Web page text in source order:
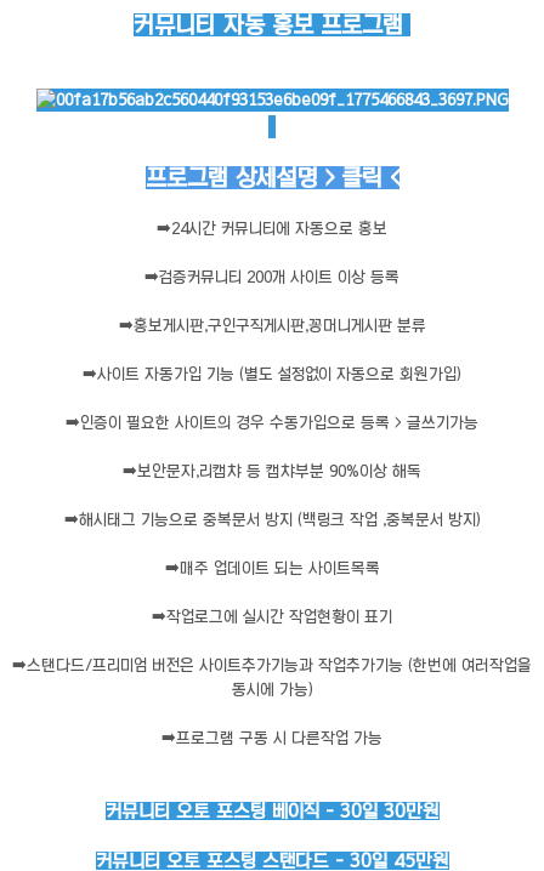
커뮤니티 자동 홍보 프로그램
프로그램 상세설명 > 클릭 <
➡️24시간 커뮤니티에 자동으로 홍보
➡️검증커뮤니티 200개 사이트 이상 등록
➡️홍보게시판,구인구직게시판,꽁머니게시판 분류
➡️사이트 자동가입 기능 (별도 설정없이 자동으로 회원가입)
➡️인증이 필요한 사이트의 경우 수동가입으로 등록 > 글쓰기가능
➡️보안문자,리캡챠 등 캡챠부분 90%이상 해독
➡️해시태그 기능으로 중복문서 방지 (백링크 작업 ,중복문서 방지)
➡️ 매주 업데이트 되는 사이트목록
➡️작업로그에 실시간 작업현황이 표기
➡️스탠다드/프리미엄 버전은 사이트추가기능과 작업추가기능 (한번에 여러작업을
동시에 가능)
➡️프로그램 구동 시 다른작업 가능
커뮤니티 오토 포스팅 베이직 - 30일 30만원
커뮤니티 오토 포스팅 스탠다드 - 30일 45만원